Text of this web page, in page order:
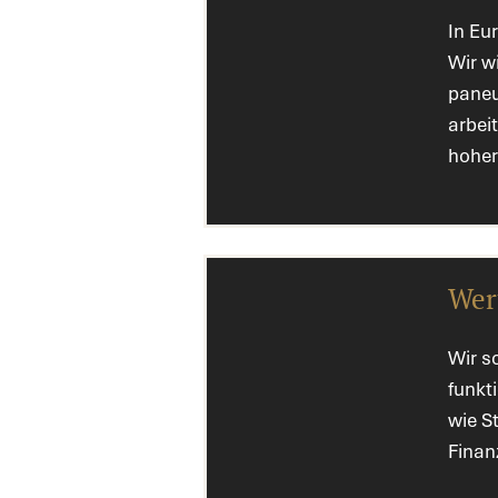
In
Wir
Wir
wie